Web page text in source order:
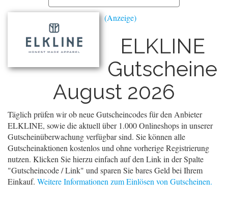
ELKLINE
Gutscheine
August 2026
Täglich prüfen wir ob neue Gutscheincodes für den Anbieter
ELKLINE, sowie die aktuell über 1.000 Onlineshops in unserer
Gutscheinüberwachung verfügbar sind. Sie können alle
Gutscheinaktionen kostenlos und ohne vorherige Registrierung
nutzen. Klicken Sie hierzu einfach auf den Link in der Spalte
"Gutscheincode / Link" und sparen Sie bares Geld bei Ihrem
Einkauf. Weitere Informationen zum Einlösen von Gutscheinen.